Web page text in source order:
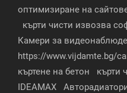
оптимизиране на
кърти чисти извозва
Камери за
https://www.vijdamte.bg/
къртене на бетон
кърти
IDEAMAX